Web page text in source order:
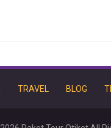
TRAVEL BLOG